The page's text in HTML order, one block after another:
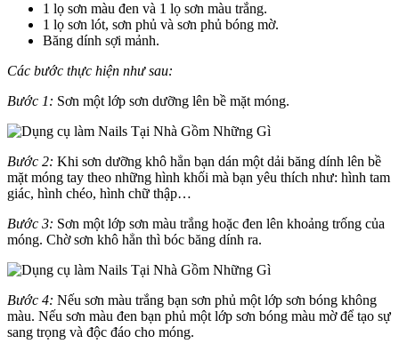
1 lọ sơn màu đen và 1 lọ sơn màu trắng.
1 lọ sơn lót, sơn phủ và sơn phủ bóng mờ.
Băng dính sợi mảnh.
Các bước thực hiện như sau:
Bước 1: Sơn một lớp sơn dưỡng lên bề mặt móng.
Bước 2: Khi sơn dưỡng khô hẳn bạn dán một dải băng dính lên bề
mặt móng tay theo những hình khối mà bạn yêu thích như: hình tam
giác, hình chéo, hình chữ thập…
Bước 3: Sơn một lớp sơn màu trắng hoặc đen lên khoảng trống của
móng. Chờ sơn khô hẳn thì bóc băng dính ra.
Bước 4: Nếu sơn màu trắng bạn sơn phủ một lớp sơn bóng không
màu. Nếu sơn màu đen bạn phủ một lớp sơn bóng màu mờ để tạo sự
sang trọng và độc đáo cho móng.